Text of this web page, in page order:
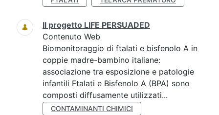
Il progetto LIFE PERSUADED
Contenuto Web
Biomonitoraggio di ftalati e bisfenolo A in
coppie madre-bambino italiane:
associazione tra esposizione e patologie
infantili Ftalati e Bisfenolo A (BPA) sono
composti diffusamente utilizzati...
CONTAMINANTI CHIMICI